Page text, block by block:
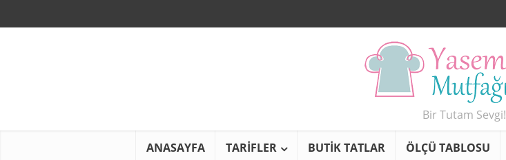
Bir Tutam Sevgi!
ANASAYFA TARİFLER BUTİK TATLAR ÖLÇÜ TABLOSU